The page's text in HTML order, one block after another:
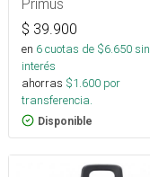
$ 39.900
en 6cuotas de $6.650sin
interés
ahorras $1.600 por
transferencia.
Disponible